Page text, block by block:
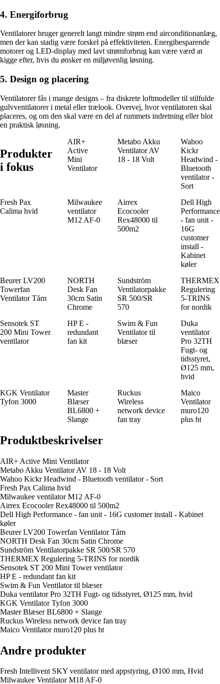
4. Energiforbrug
Ventilatorer bruger generelt langt mindre strøm end airconditionanlæg,
men der kan stadig være forskel på effektiviteten. Energibesparende
motorer og LED-display med lavt strømforbrug kan være værd at
kigge efter, hvis du ønsker en miljøvenlig løsning.
5. Design og placering
Ventilatorer fås i mange designs – fra diskrete loftmodeller til stilfulde
gulvventilatorer i metal eller trælook. Overvej, hvor ventilatoren skal
placeres, og om den skal være en del af rummets indretning eller blot
en praktisk løsning.
Produkter
i fokus
AIR+
Active
Mini
Ventilator
Metabo Akku
Ventilator AV
18 - 18 Volt
Wahoo
Kickr
Headwind -
Bluetooth
ventilator -
Sort
Fresh Pax
Calima hvid
Milwaukee
ventilator
M12 AF-0
Airrex
Ecocooler
Rex48000 til
500m2
Dell High
Performance
- fan unit -
16G
customer
install -
Kabinet
køler
Beurer LV200
Towerfan
Ventilator Tårn
NORTH
Desk Fan
30cm Satin
Chrome
Sundström
Ventilatorpakke
SR 500/SR
570
THERMEX
Regulering
5-TRINS
for nordik
Sensotek ST
200 Mini Tower
ventilator
HP E -
redundant
fan kit
Swim & Fun
Ventilator til
blæser
Duka
ventilator
Pro 32TH
Fugt- og
tidsstyret,
Ø125 mm,
hvid
KGK Ventilator
Tyfon 3000
Master
Blæser
BL6800 +
Slange
Ruckus
Wireless
network device
fan tray
Maico
Ventilator
muro120
plus ht
Produktbeskrivelser
AIR+ Active Mini Ventilator
Metabo Akku Ventilator AV 18 - 18 Volt
Wahoo Kickr Headwind - Bluetooth ventilator - Sort
Fresh Pax Calima hvid
Milwaukee ventilator M12 AF-0
Airrex Ecocooler Rex48000 til 500m2
Dell High Performance - fan unit - 16G customer install - Kabinet
køler
Beurer LV200 Towerfan Ventilator Tårn
NORTH Desk Fan 30cm Satin Chrome
Sundström Ventilatorpakke SR 500/SR 570
THERMEX Regulering 5-TRINS for nordik
Sensotek ST 200 Mini Tower ventilator
HP E - redundant fan kit
Swim & Fun Ventilator til blæser
Duka ventilator Pro 32TH Fugt- og tidsstyret, Ø125 mm, hvid
KGK Ventilator Tyfon 3000
Master Blæser BL6800 + Slange
Ruckus Wireless network device fan tray
Maico Ventilator muro120 plus ht
Andre produkter
Fresh Intellivent SKY ventilator med appstyring, Ø100 mm, Hvid
Milwaukee Ventilator M18 AF-0